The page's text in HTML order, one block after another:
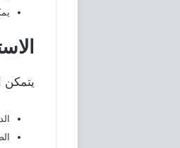
يتمكن